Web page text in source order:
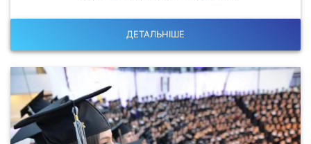
ДЕТАЛЬНІШЕ